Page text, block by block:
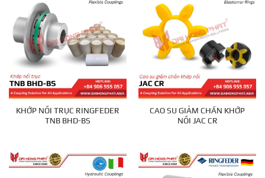
KHỚP NỐI TRỤC RINGFEDER
TNB BHD-BS
CAO SU GIẢM CHẤN KHỚP
NỐI JAC CR